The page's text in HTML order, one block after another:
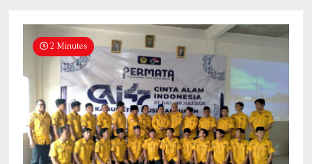
2 Minutes